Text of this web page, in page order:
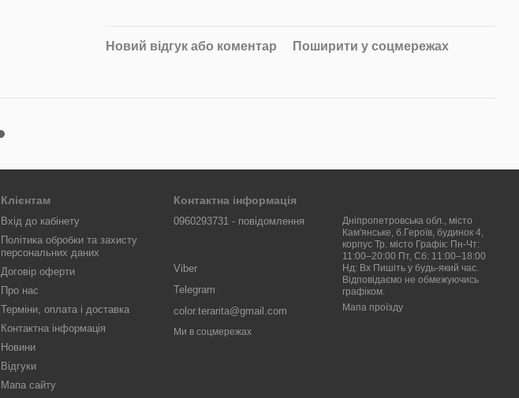
Новий відгук або коментар Поширити у соцмережах
Клієнтам
Вхід до кабінету
Політика обробки та захисту
персональних даних
Договір оферти
Про нас
Терміни, оплата і доставка
Контактна інформація
Новини
Відгуки
Мапа сайту
Контактна інформація
0960293731 - повідомлення
Viber
Telegram
color.terarita@gmail.com
Дніпропетровська обл., місто
Кам'янське, б.Героїв, будинок 4,
корпус Тр. місто Графік: Пн-Чт:
11:00–20:00 Пт, Сб: 11:00–18:00
Нд: Вх Пишіть у будь-який час.
Відповідаємо не обмежуючись
графіком.
Мапа проїзду
Ми в соцмережах